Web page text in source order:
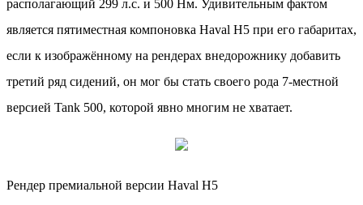
располагающий 299 л.с. и 500 Нм. Удивительным фактом
является пятиместная компоновка Haval H5 при его габаритах,
если к изображённому на рендерах внедорожнику добавить
третий ряд сидений, он мог бы стать своего рода 7-местной
версией Tank 500, которой явно многим не хватает.
Рендер премиальной версии Haval H5